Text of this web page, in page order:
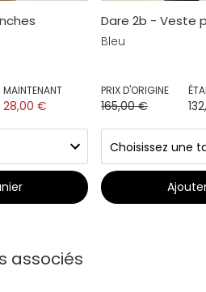
MAINTENANT
28,00 €
Dare 2b - Veste
Bleu
PRIX D'ORIGINE
165,00 €
associés